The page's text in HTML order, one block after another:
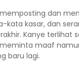
dan
kata kasar, dan
Kanye terlihat
maaf
baru lagi.